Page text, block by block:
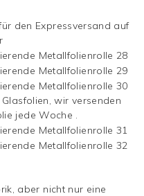
den Expressversand auf
wir versenden
jede Woche .
aber nicht nur eine